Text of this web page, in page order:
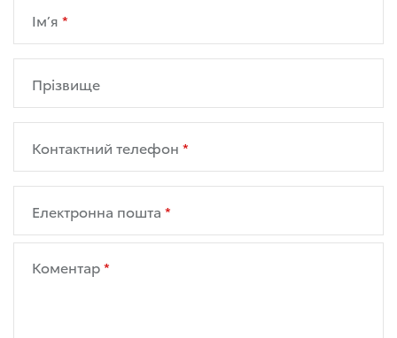
Ім’я
Прізвище
Контактний телефон
Електронна пошта
Коментар